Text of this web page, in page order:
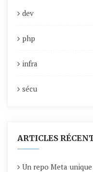
dev
php
infra
sécu
ARTICLES
Un repo Meta